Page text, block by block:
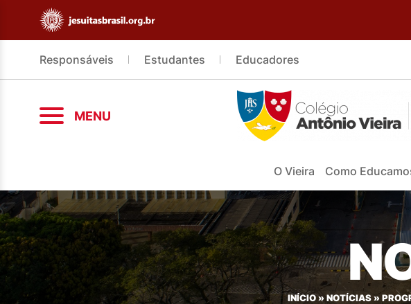
Responsáveis Estudantes Educadores
MENU
O Vieira Como
INÍCIO» NOTÍCIAS »